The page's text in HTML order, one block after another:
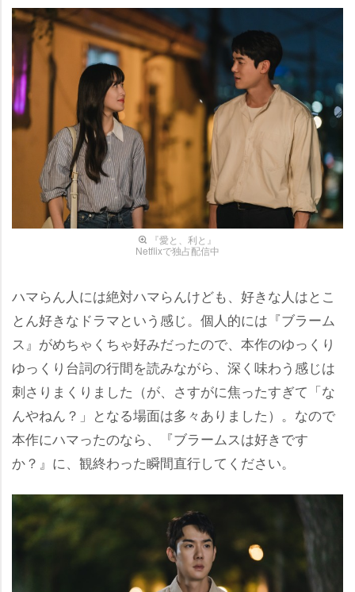
『愛と、利と』
Netflixで独占配信中
ハマらん人には絶対ハマらんけども、好きな人はとこ
とん好きなドラマという感じ。個人的には『ブラーム
ス』がめちゃくちゃ好みだったので、本作のゆっくり
ゆっくり台詞の行間を読みながら、深く味わう感じは
刺さりまくりました（が、さすがに焦ったすぎて「な
んやねん？」となる場面は多々ありました）。なので
本作にハマったのなら、『ブラームスは好きです
か？』に、観終わった瞬間直行してください。